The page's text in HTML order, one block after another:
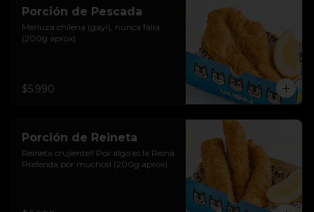
Porción de Pescada
Merluza chilena (gayi), nunca falla.
(200g aprox)
$5.990
Porción de Reineta
Reineta crujiente!! Por algo es la Reina.
Preferida por muchos! (200g aprox)